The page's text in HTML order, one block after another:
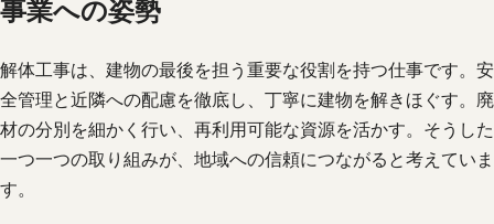
事業への姿勢
解体工事は、建物の最後を担う重要な役割を持つ仕事です。安
全管理と近隣への配慮を徹底し、丁寧に建物を解きほぐす。廃
材の分別を細かく行い、再利用可能な資源を活かす。そうした
一つ一つの取り組みが、地域への信頼につながると考えていま
す。